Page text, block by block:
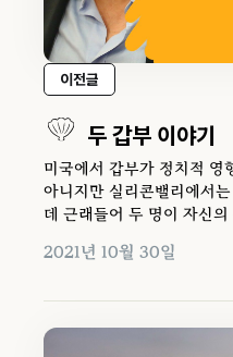
이전글
두 갑부 이야기
미국에서 갑부가 정치적 영
아니지만 실리콘밸리에서
데 근래들어 두 명이 자신
2021년 10월 30일